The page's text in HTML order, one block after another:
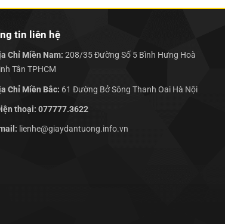
tin liên hệ
Chỉ Miền Nam: 208/35 Đường Số 5 Bình Hưng Hoà
Tân TPHCM
Chỉ Miền Bắc: 61 Đường Bở Sông Thanh Oai Hà Nội
thoại: 077777.3622
lienhe@giaydantuong.info.vn